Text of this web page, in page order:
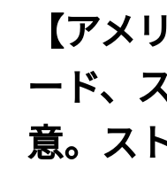
【ア
ード、
意。ス